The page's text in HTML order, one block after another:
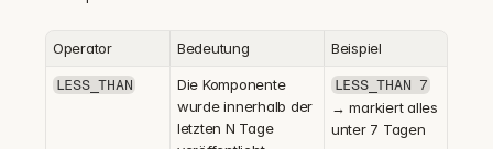
Operator Bedeutung Beispiel
LESS_THAN
Die Komponente
wurde innerhalb der
letzten N Tage
LESS_THAN 7
→ markiert alles
unter 7 Tagen